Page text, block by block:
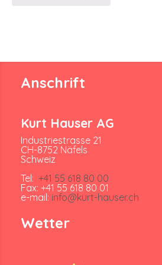
Anschrift
Kurt Hauser AG
Industriestrasse 21
CH-8752 Näfels
Schweiz
Tel: +41 55 618 80 00
Fax: +41 55 618 80 01
e-mail: info@kurt-hauser.ch
Wetter